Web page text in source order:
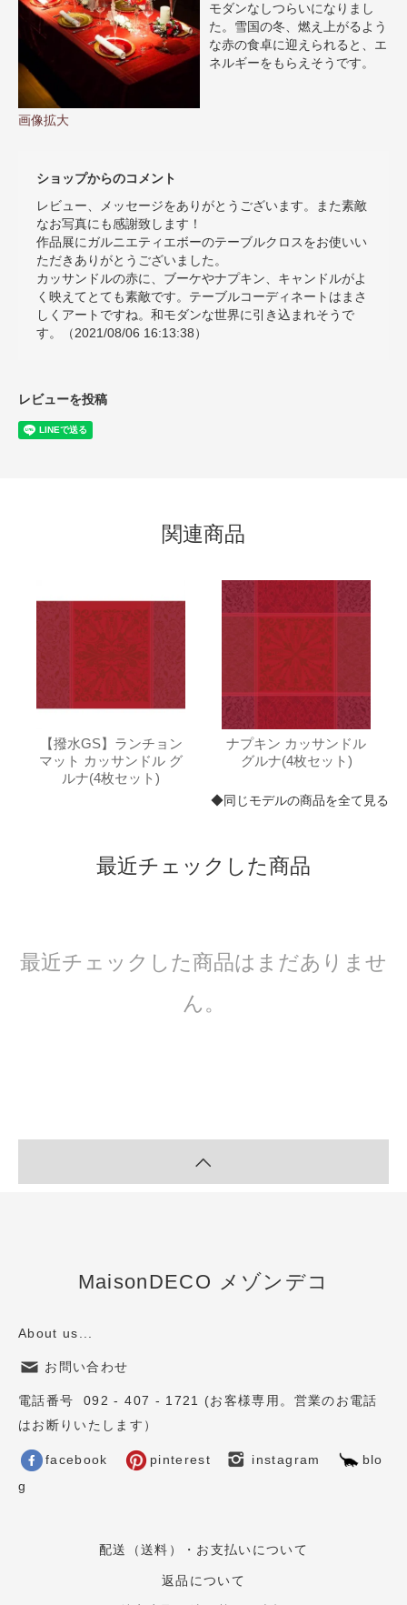
画像拡大
モダンなしつらいになりまし
た。雪国の冬、燃え上がるよう
な赤の食卓に迎えられると、エ
ネルギーをもらえそうです。
ショップからのコメント
レビュー、メッセージをありがとうございます。また素敵
なお写真にも感謝致します！
作品展にガルニエティエボーのテーブルクロスをお使いい
ただきありがとうございました。
カッサンドルの赤に、ブーケやナプキン、キャンドルがよ
く映えてとても素敵です。テーブルコーディネートはまさ
しくアートですね。和モダンな世界に引き込まれそうで
す。（2021/08/06 16:13:38）
レビューを投稿
関連商品
【撥水GS】ランチョン
マット カッサンドル グ
ルナ(4枚セット)
ナプキン カッサンドル
グルナ(4枚セット)
◆同じモデルの商品を全て見る
最近チェックした商品
最近チェックした商品はまだありませ
ん。
MaisonDECO メゾンデコ
About us...
お問い合わせ
電話番号 092 - 407 - 1721 (お客様専用。営業のお電話
はお断りいたします）
facebook pinterest instagram
blo
g
配送（送料）・お支払いについて
返品について